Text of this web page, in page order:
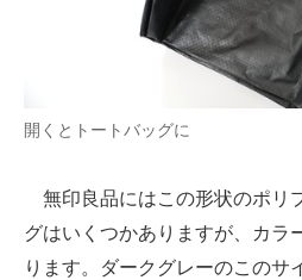
開くとトートバッグに
無印良品にはこの形状のポリ
グはいくつかありますが、カラ
ります。ダークグレーのこのサ